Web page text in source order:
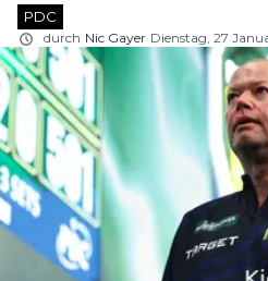
PDC
durch Nic Gayer Dienstag, 27